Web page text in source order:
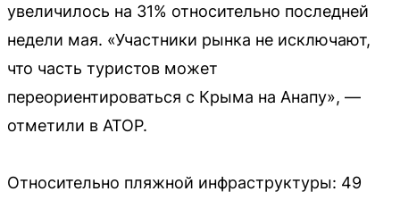
увеличилось на 31% относительно последней
недели мая. «Участники рынка не исключают,
что часть туристов может
переориентироваться с Крыма на Анапу», —
отметили в АТОР.
Относительно пляжной инфраструктуры: 49